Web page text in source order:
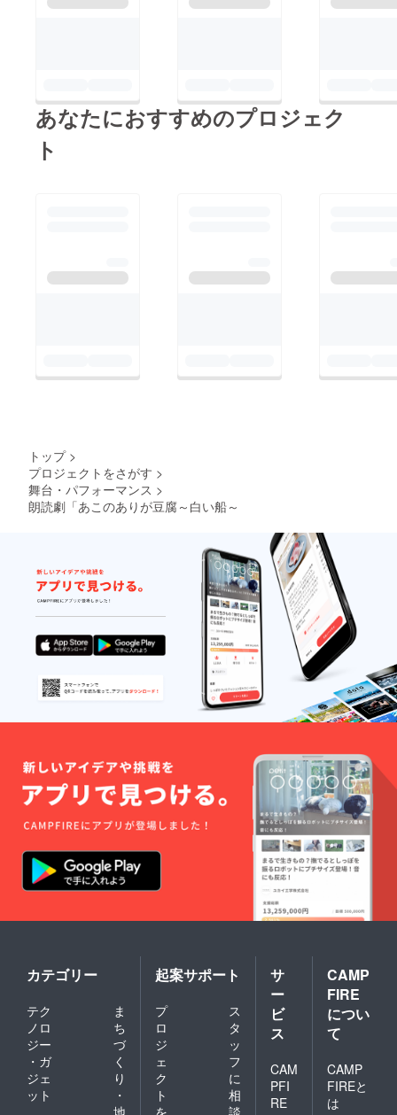
あなたにおすすめのプロジェク
ト
トップ >
プロジェクトをさがす >
舞台・パフォーマンス >
朗読劇「あこのありが豆腐～白い船～
カテゴリー
テク
ノロ
ジー
・ガ
ジェ
ット
ま
ち
づ
く
り
・
地
起案サポート
プ
ロ
ジ
ェ
ク
ト
を
ス
タ
ッ
フ
に
相
談
サ
ー
ビ
ス
CAM
PFI
RE
CAMP
FIRE
につい
て
CAMP
FIREと
は